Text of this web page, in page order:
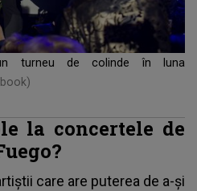
turneu de colinde în luna
la concertele de
care are puterea de a-și